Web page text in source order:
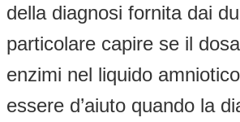
della diagnosi fornita dai
particolare capire se il
enzimi nel liquido
essere d’aiuto quando la